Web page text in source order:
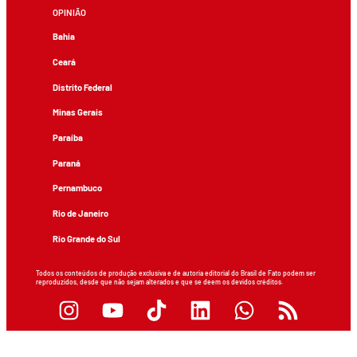
OPINIÃO
Bahia
Ceará
Distrito Federal
Minas Gerais
Paraíba
Paraná
Pernambuco
Rio de Janeiro
Rio Grande do Sul
Todos os conteúdos de produção exclusiva e de autoria editorial do Brasil de Fato podem ser
reproduzidos, desde que não sejam alterados e que se deem os devidos créditos.